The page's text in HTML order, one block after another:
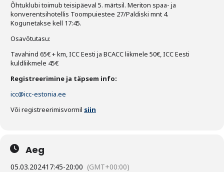
Õhtuklubi toimub teisipäeval 5. märtsil. Meriton spaa- ja
konverentsihotellis Toompuiestee 27/Paldiski mnt 4.
Kogunetakse kell 17:45.
Osavõtutasu:
Tavahind 65€ + km, ICC Eesti ja BCACC liikmele 50€, ICC Eesti
kuldliikmele 45€
Registreerimine ja täpsem info:
icc@icc-estonia.ee
Või registreerimisvormil siin
Aeg
05.03.202417:45-20:00 (GMT+00:00)